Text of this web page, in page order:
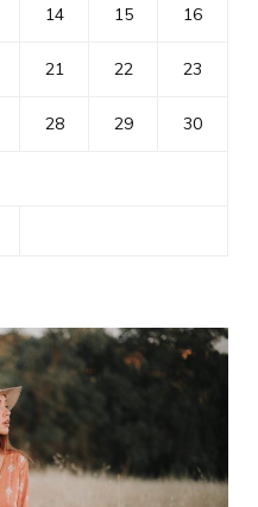
14 15 16
21 22 23
28 29 30